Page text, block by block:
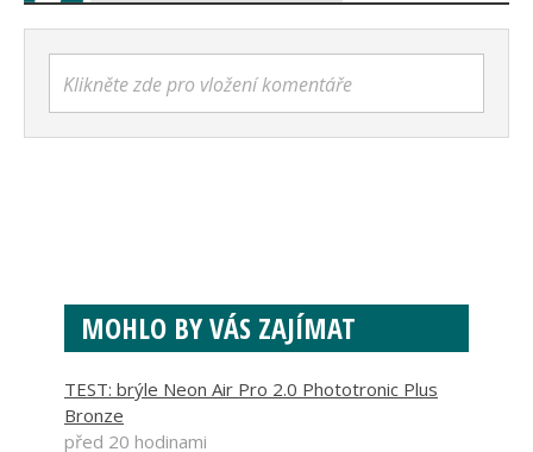
Klikněte zde pro vložení komentáře
MOHLO BY VÁS ZAJÍMAT
TEST: brýle Neon Air Pro 2.0 Phototronic Plus
Bronze
před 20 hodinami